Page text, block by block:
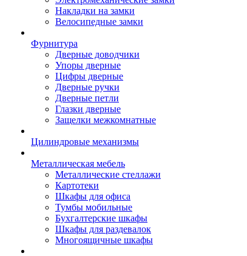
Накладки на замки
Велосипедные замки
Фурнитура
Дверные доводчики
Упоры дверные
Цифры дверные
Дверные ручки
Дверные петли
Глазки дверные
Защелки межкомнатные
Цилиндровые механизмы
Металлическая мебель
Металлические стеллажи
Картотеки
Шкафы для офиса
Тумбы мобильные
Бухгалтерские шкафы
Шкафы для раздевалок
Многоящичные шкафы